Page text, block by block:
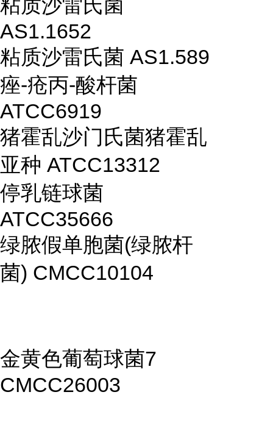
粘质沙雷氏菌
AS1.1652
粘质沙雷氏菌 AS1.589
痤-疮丙-酸杆菌
ATCC6919
猪霍乱沙门氏菌猪霍乱
亚种 ATCC13312
停乳链球菌
ATCC35666
绿脓假单胞菌(绿脓杆
菌) CMCC10104
金黄色葡萄球菌7
CMCC26003